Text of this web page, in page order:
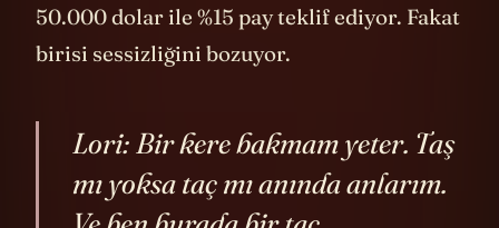
Şimdi oyuna Daymond dahil oluyor ve
50.000 dolar ile %15 pay teklif ediyor. Fakat
Lori: Bir kere bakmam yeter. Taş
mı yoksa taç mı anında anlarım.